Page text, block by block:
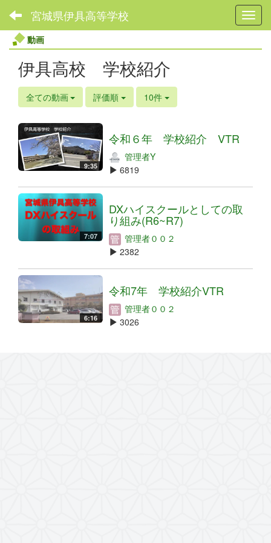
宮城県伊具高等学校
動画
伊具高校 学校紹介
全ての動画 評価順 10件
9:35
令和６年 学校紹介 VTR
管理者Y
6819
7:07
DXハイスクールとしての取
り組み(R6~R7)
管理者００２
2382
6:16
令和7年 学校紹介VTR
管理者００２
3026